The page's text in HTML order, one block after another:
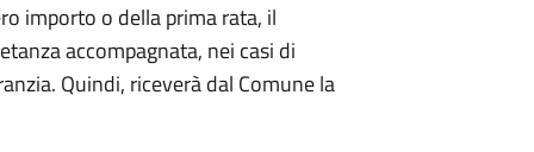
importo o della prima rata, il
accompagnata, nei casi di
Quindi, riceverà dal Comune la